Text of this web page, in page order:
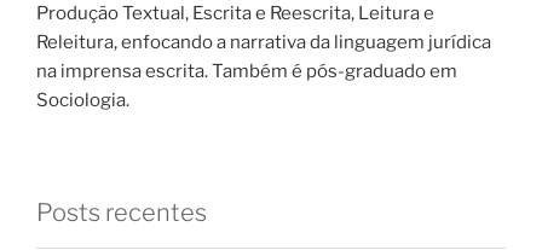
Produção Textual, Escrita e Reescrita, Leitura e
Releitura, enfocando a narrativa da linguagem jurídica
na imprensa escrita. Também é pós-graduado em
Sociologia.
Posts recentes